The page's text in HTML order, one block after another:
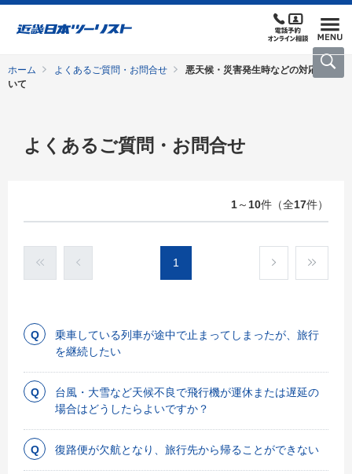
ホーム よくあるご質問・お問合せ
悪天候・災害発生時などの対応につ
いて
よくあるご質問・お問合せ
1～ 10件（全17件）
1
乗車している列車が途中で止まってしまったが、旅行
を継続したい
台風・大雪など天候不良で飛行機が運休または遅延の
場合はどうしたらよいですか？
復路便が欠航となり、旅行先から帰ることができない